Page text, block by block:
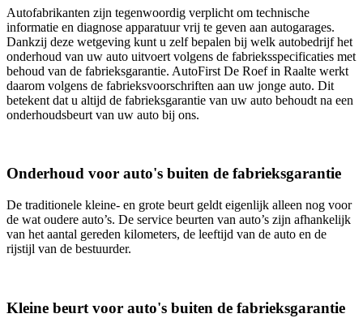
Autofabrikanten zijn tegenwoordig verplicht om technische
informatie en diagnose apparatuur vrij te geven aan autogarages.
Dankzij deze wetgeving kunt u zelf bepalen bij welk autobedrijf het
onderhoud van uw auto uitvoert volgens de fabrieksspecificaties met
behoud van de fabrieksgarantie. AutoFirst De Roef in Raalte werkt
daarom volgens de fabrieksvoorschriften aan uw jonge auto. Dit
betekent dat u altijd de fabrieksgarantie van uw auto behoudt na een
onderhoudsbeurt van uw auto bij ons.
Onderhoud voor auto's buiten de fabrieksgarantie
De traditionele kleine- en grote beurt geldt eigenlijk alleen nog voor
de wat oudere auto’s. De service beurten van auto’s zijn afhankelijk
van het aantal gereden kilometers, de leeftijd van de auto en de
rijstijl van de bestuurder.
Kleine beurt voor auto's buiten de fabrieksgarantie